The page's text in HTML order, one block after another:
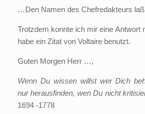
…Den Namen des Chefredakteurs
Trotzdem konnte ich mir eine Antwort
habe ein Zitat von Voltaire benutzt.
Guten Morgen Herr …,
Wenn Du wissen willst wer Dich
nur herausfinden, wen Du nicht
1694 -1778